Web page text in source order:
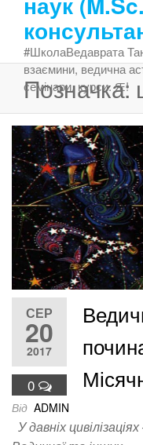
Перейти
змісту#ШколаВедаврата
взаємини, ведична
семінари, курси. Ԙ!
Позначка:
СЕР
20
2017
0
Від ADMIN
У давніх